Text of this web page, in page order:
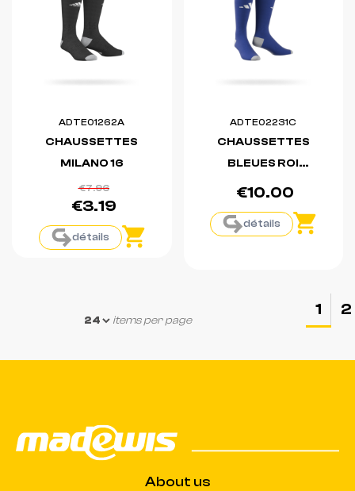
ADTE01262A
CHAUSSETTES
MILANO 16
€7.96
€3.19
détails
ADTE02231C
CHAUSSETTES
BLEUES ROI
MILANO 23
€10.00
détails
1 2
items per page
About us